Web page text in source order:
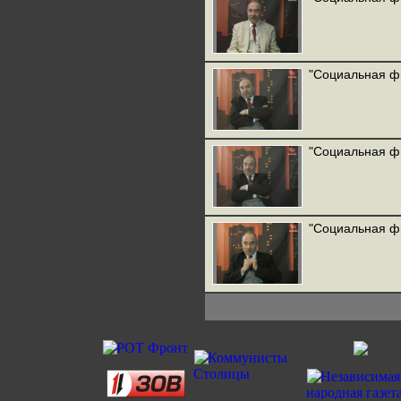
"Социальная
"Социальная
"Социальная